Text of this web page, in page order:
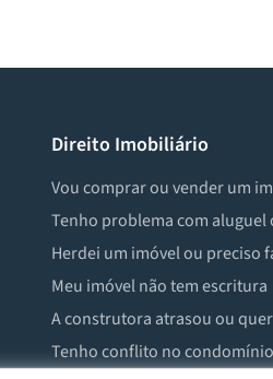
Direito Imobiliário
Vou comprar ou vender um
Tenho problema com aluguel
Herdei um imóvel ou preciso
Meu imóvel não tem escritura
A construtora atrasou ou
Tenho conflito no condomínio